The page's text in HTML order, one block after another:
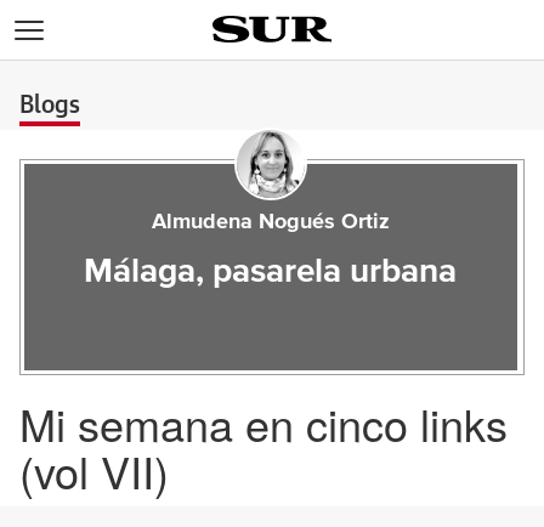
Blogs
Almudena Nogués Ortiz
Málaga, pasarela urbana
Mi semana en cinco links
(vol VII)